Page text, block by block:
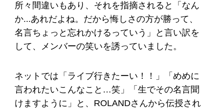
所々間違いもあり、それを指摘されると「なん
か...あれだよね。だから悔しさの方が勝って、
名言ちょっと忘れかけるっていう」と言い訳を
して、メンバーの笑いを誘っていました。
ネットでは「ライブ行きたーい！！」「めめに
言われたいこんなこと…笑」「生でその名言聞
けますように」と、ROLANDさんから伝授され